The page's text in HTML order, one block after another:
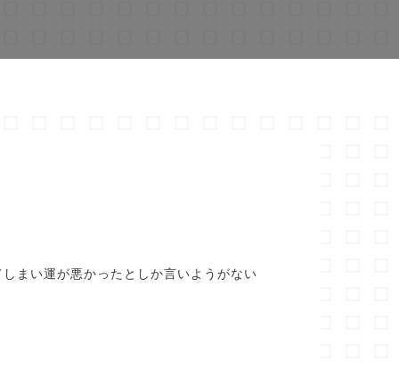
まい運が悪かったとしか言いようがない